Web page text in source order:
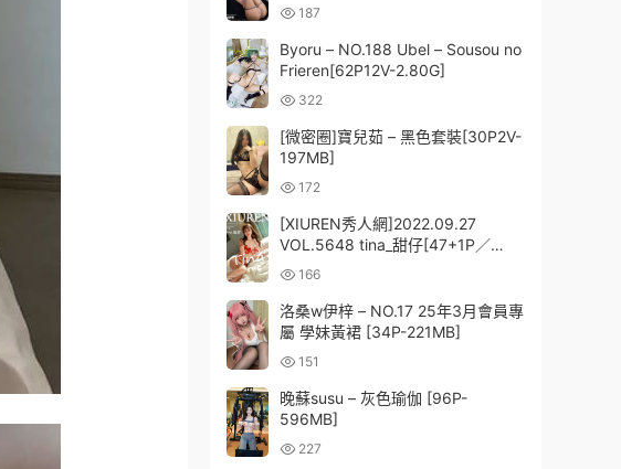
187
Byoru – NO.188 Ubel – Sousou no
Frieren[62P12V-2.80G]
322
[微密圈]寶兒茹 – 黑色套裝[30P2V-
197MB]
172
[XIUREN秀人網]2022.09.27
VOL.5648 tina_甜仔[47+1P／
409MB]
166
洛桑w伊梓 – NO.17 25年3月會員專
屬 學妹黃裙 [34P-221MB]
151
晚蘇susu – 灰色瑜伽 [96P-
596MB]
227